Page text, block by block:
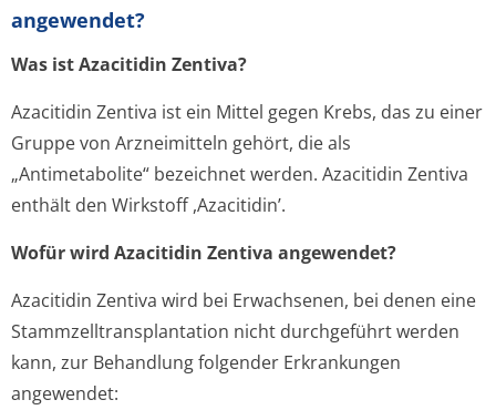
angewendet?
Was ist Azacitidin Zentiva?
Azacitidin Zentiva ist ein Mittel gegen Krebs, das zu einer
Gruppe von Arzneimitteln gehört, die als
„Antimetabolite“ bezeichnet werden. Azacitidin Zentiva
enthält den Wirkstoff ,Azacitidin’.
Wofür wird Azacitidin Zentiva angewendet?
Azacitidin Zentiva wird bei Erwachsenen, bei denen eine
Stammzelltran­splantation nicht durchgeführt werden
kann, zur Behandlung folgender Erkrankungen
angewendet: